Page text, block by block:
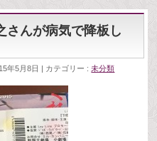
さんが病気で降板し
年5月8日 カテゴリー :未分類